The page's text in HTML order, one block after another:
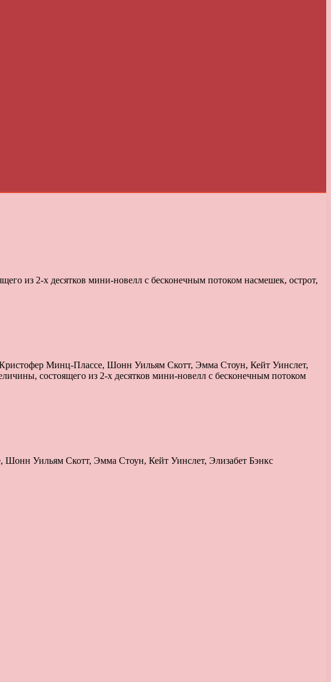
из 2-х десятков мини-новелл с бесконечным потоком насмешек, острот,
Минц-Плассе, Шонн Уильям Скотт, Эмма Стоун, Кейт Уинслет,
состоящего из 2-х десятков мини-новелл с бесконечным потоком
Уильям Скотт, Эмма Стоун, Кейт Уинслет, Элизабет Бэнкс